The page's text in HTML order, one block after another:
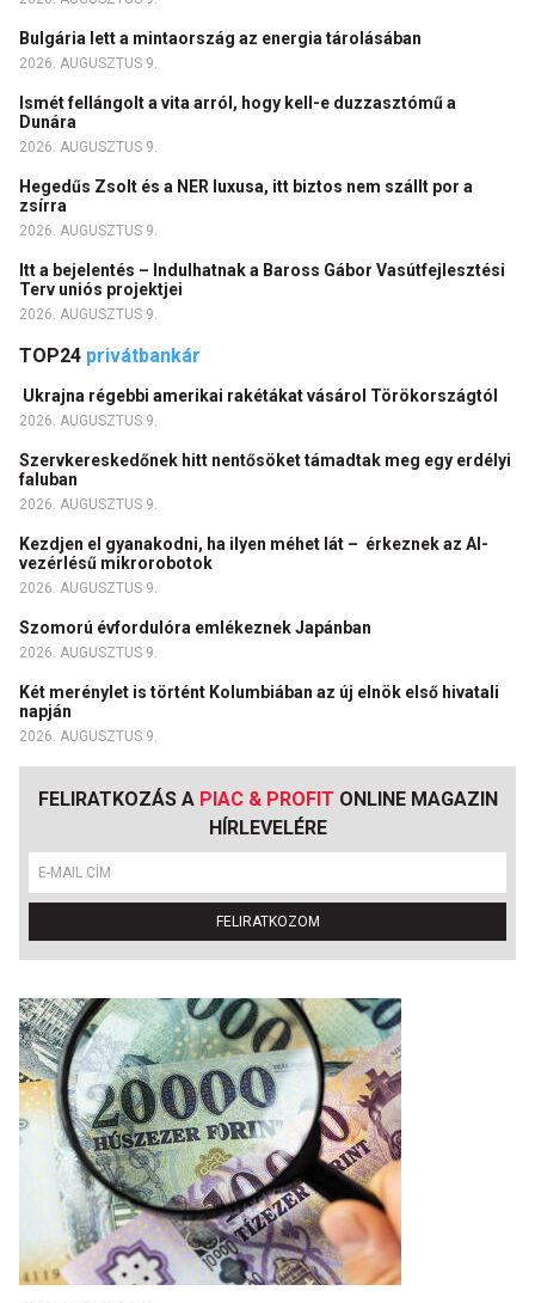
Bulgária lett a mintaország az energia tárolásában
2026. AUGUSZTUS 9.
Ismét fellángolt a vita arról, hogy kell-e duzzasztómű a
Dunára
2026. AUGUSZTUS 9.
Hegedűs Zsolt és a NER luxusa, itt biztos nem szállt por a
zsírra
2026. AUGUSZTUS 9.
Itt a bejelentés – Indulhatnak a Baross Gábor Vasútfejlesztési
Terv uniós projektjei
2026. AUGUSZTUS 9.
TOP24 privátbankár
Ukrajna régebbi amerikai rakétákat vásárol Törökországtól
2026. AUGUSZTUS 9.
Szervkereskedőnek hitt nentősöket támadtak meg egy erdélyi
faluban
2026. AUGUSZTUS 9.
Kezdjen el gyanakodni, ha ilyen méhet lát – érkeznek az AI-
vezérlésű mikrorobotok
2026. AUGUSZTUS 9.
Szomorú évfordulóra emlékeznek Japánban
2026. AUGUSZTUS 9.
Két merénylet is történt Kolumbiában az új elnök első hivatali
napján
2026. AUGUSZTUS 9.
FELIRATKOZÁS A PIAC & PROFIT ONLINE MAGAZIN
HÍRLEVELÉRE
FELIRATKOZOM